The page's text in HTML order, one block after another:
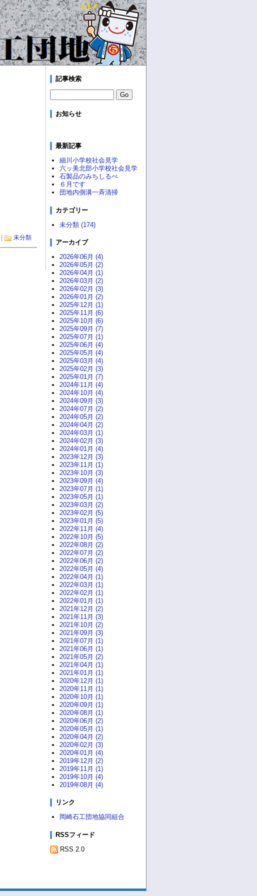
未分類
記事検索
お知らせ
最新記事
細川小学校社会見学
六ッ美北部小学校社会見学
石製品のみちしるべ
６月です
団地内側溝一斉清掃
カテゴリー
未分類 (174)
アーカイブ
2026年06月 (4)
2026年05月 (2)
2026年04月 (1)
2026年03月 (2)
2026年02月 (3)
2026年01月 (2)
2025年12月 (1)
2025年11月 (6)
2025年10月 (6)
2025年09月 (7)
2025年07月 (1)
2025年06月 (4)
2025年05月 (4)
2025年03月 (4)
2025年02月 (3)
2025年01月 (7)
2024年11月 (4)
2024年10月 (4)
2024年09月 (3)
2024年07月 (2)
2024年05月 (2)
2024年04月 (2)
2024年03月 (1)
2024年02月 (3)
2024年01月 (4)
2023年12月 (3)
2023年11月 (1)
2023年10月 (3)
2023年09月 (4)
2023年07月 (1)
2023年05月 (1)
2023年03月 (2)
2023年02月 (5)
2023年01月 (5)
2022年11月 (4)
2022年10月 (5)
2022年08月 (2)
2022年07月 (2)
2022年06月 (2)
2022年05月 (4)
2022年04月 (1)
2022年03月 (1)
2022年02月 (1)
2022年01月 (1)
2021年12月 (2)
2021年11月 (3)
2021年10月 (2)
2021年09月 (3)
2021年07月 (1)
2021年06月 (1)
2021年05月 (2)
2021年04月 (1)
2021年01月 (1)
2020年12月 (1)
2020年11月 (1)
2020年10月 (1)
2020年09月 (1)
2020年08月 (1)
2020年06月 (2)
2020年05月 (1)
2020年04月 (2)
2020年02月 (3)
2020年01月 (4)
2019年12月 (2)
2019年11月 (1)
2019年10月 (4)
2019年08月 (4)
リンク
岡崎石工団地協同組合
RSSフィード
RSS 2.0